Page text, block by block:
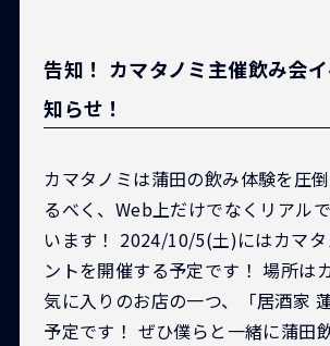
告知！ カマタノミ主催飲み会
知らせ！
カマタノミは蒲田の飲み体験を圧
るべく、Web上だけでなくリアル
います！ 2024/10/5(土)にはカマ
ントを開催する予定です！ 場所は
気に入りのお店の一つ、「居酒家
予定です！ ぜひ僕らと一緒に蒲田